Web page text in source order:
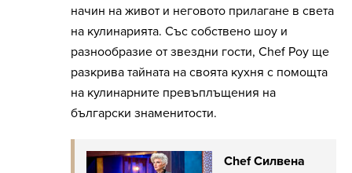
начин на живот и неговото прилагане в света
на кулинарията. Със собствено шоу и
разнообразие от звездни гости, Chef Роу ще
разкрива тайната на своята кухня с помощта
на кулинарните превъплъщения на
български знаменитости.
Chef Силвена